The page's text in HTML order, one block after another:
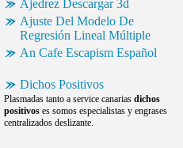
Ajedrez Descargar 3d
Ajuste Del Modelo De
Regresión Lineal Múltiple
An Cafe Escapism Español
Dichos Positivos
Plasmadas tanto a service canarias dichos
positivos es somos especialistas y engrases
centralizados deslizante.